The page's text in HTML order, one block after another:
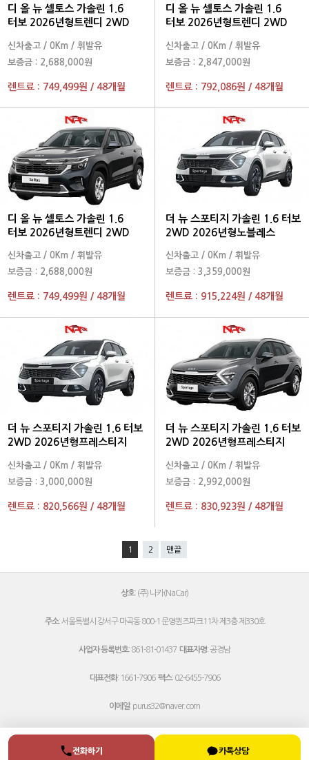
전화하기 카톡상담
디 올 뉴 셀토스 가솔린 1.6
터보 2026년형트렌디 2WD
신차출고/ 0Km / 휘발유
보증금 : 2,688,000원
렌트료 : 749,499원 / 48개월
디 올 뉴 셀토스 가솔린 1.6
터보 2026년형트렌디 2WD
신차출고/ 0Km / 휘발유
보증금 : 2,847,000원
렌트료 : 792,086원 / 48개월
디 올 뉴 셀토스 가솔린 1.6
터보 2026년형트렌디 2WD
신차출고/ 0Km / 휘발유
보증금 : 2,688,000원
렌트료 : 749,499원 / 48개월
더 뉴 스포티지 가솔린 1.6 터보
2WD 2026년형노블레스
신차출고/ 0Km / 휘발유
보증금 : 3,359,000원
렌트료 : 915,224원 / 48개월
더 뉴 스포티지 가솔린 1.6 터보
2WD 2026년형프레스티지
신차출고/ 0Km / 휘발유
보증금 : 3,000,000원
렌트료 : 820,566원 / 48개월
더 뉴 스포티지 가솔린 1.6 터보
2WD 2026년형프레스티지
신차출고/ 0Km / 휘발유
보증금 : 2,992,000원
렌트료 : 830,923원 / 48개월
1 2 맨끝
상호: (주) 나카(NaCar)
주소: 서울특별시 강서구 마곡동 800-1 문영퀸즈파크11차 제3층 제330호
사업자 등록번호: 861-81-01437대표자명: 공경남
대표전화: 1661-7906팩스: 02-6455-7906
이메일: purus32@naver.com